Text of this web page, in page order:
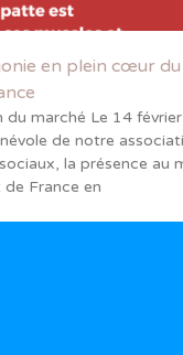
en plein cœur
du marché Le 14
de notre
la présence au
France en